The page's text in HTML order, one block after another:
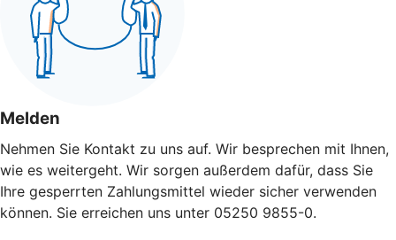
Melden
Nehmen Sie Kontakt zu uns auf. Wir besprechen mit Ihnen,
wie es weitergeht. Wir sorgen außerdem dafür, dass Sie
Ihre gesperrten Zahlungsmittel wieder sicher verwenden
können. Sie erreichen uns unter 05250 9855-0.